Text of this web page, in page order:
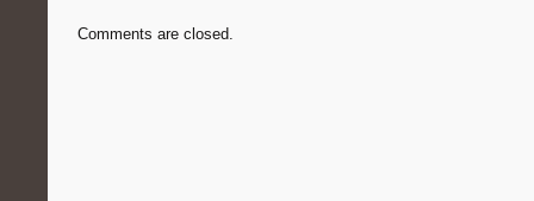
Comments are closed.